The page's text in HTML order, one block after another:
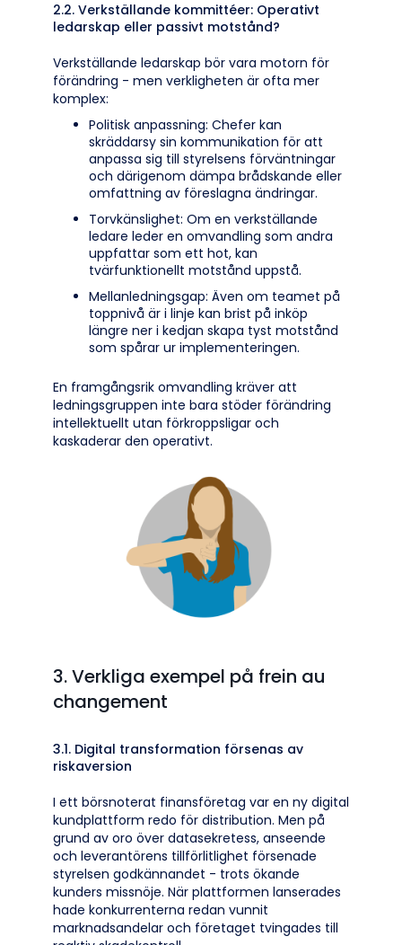
2.2. Verkställande kommittéer: Operativt
ledarskap eller passivt motstånd?
Verkställande ledarskap bör vara motorn för
förändring - men verkligheten är ofta mer
komplex:
Politisk anpassning: Chefer kan
skräddarsy sin kommunikation för att
anpassa sig till styrelsens förväntningar
och därigenom dämpa brådskande eller
omfattning av föreslagna ändringar.
Torvkänslighet: Om en verkställande
ledare leder en omvandling som andra
uppfattar som ett hot, kan
tvärfunktionellt motstånd uppstå.
Mellanledningsgap: Även om teamet på
toppnivå är i linje kan brist på inköp
längre ner i kedjan skapa tyst motstånd
som spårar ur implementeringen.
En framgångsrik omvandling kräver att
ledningsgruppen inte bara stöder förändring
intellektuellt utan förkroppsligar och
kaskaderar den operativt.
3. Verkliga exempel på frein au
changement
3.1. Digital transformation försenas av
riskaversion
I ett börsnoterat finansföretag var en ny digital
kundplattform redo för distribution. Men på
grund av oro över datasekretess, anseende
och leverantörens tillförlitlighet försenade
styrelsen godkännandet - trots ökande
kunders missnöje. När plattformen lanserades
hade konkurrenterna redan vunnit
marknadsandelar och företaget tvingades till